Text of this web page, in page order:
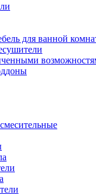
для ванной